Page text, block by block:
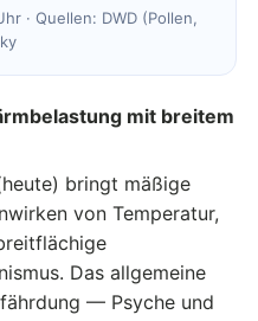
· Quellen: DWD (Pollen,
mit breitem
bringt mäßige
von Temperatur,
Das allgemeine
— Psyche und